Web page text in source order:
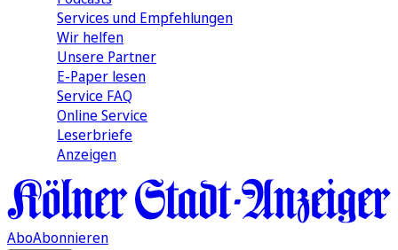
Services und Empfehlungen
Wir helfen
Unsere Partner
E-Paper lesen
Service FAQ
Online Service
Leserbriefe
Anzeigen
AboAbonnieren